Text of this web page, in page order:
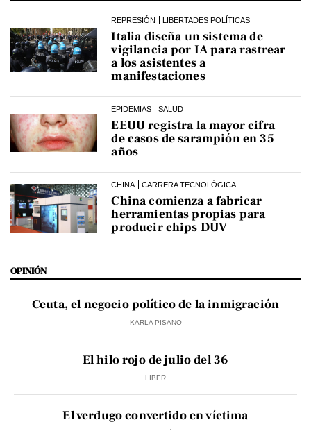
REPRESIÓN LIBERTADES POLÍTICAS
Italia diseña un sistema de
vigilancia por IA para rastrear
a los asistentes a
manifestaciones
EPIDEMIAS SALUD
EEUU registra la mayor cifra
de casos de sarampión en 35
años
CHINA CARRERA TECNOLÓGICA
China comienza a fabricar
herramientas propias para
producir chips DUV
OPINIÓN
Ceuta, el negocio político de la inmigración
KARLA PISANO
El hilo rojo de julio del 36
LIBER
El verdugo convertido en víctima